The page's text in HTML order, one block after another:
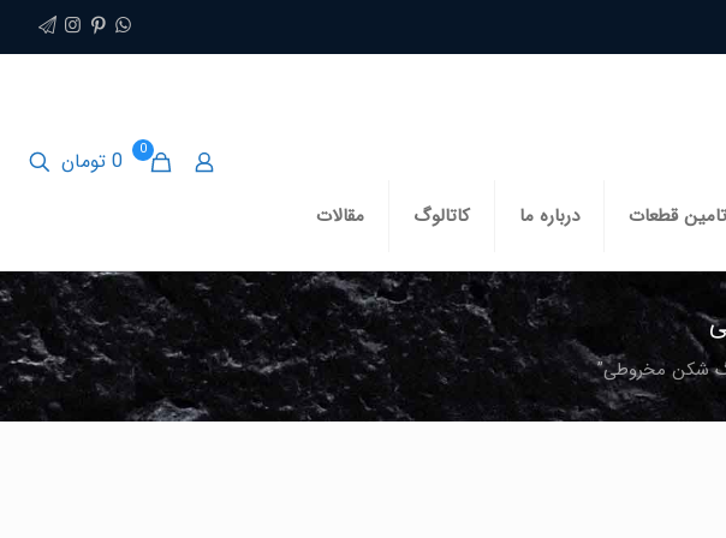
تامین قطعات درباره ما کاتالوگ مقالات
0 0 تومان